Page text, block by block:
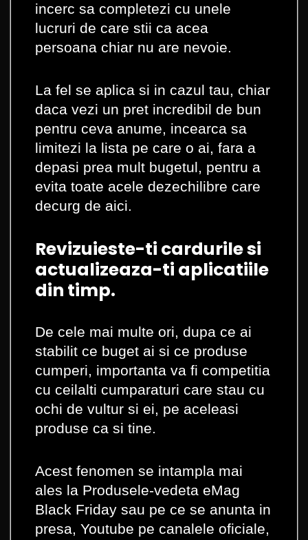
incerc sa completezi cu unele
lucruri de care stii ca acea
persoana chiar nu are nevoie.
La fel se aplica si in cazul tau, chiar
daca vezi un pret incredibil de bun
pentru ceva anume, incearca sa
limitezi la lista pe care o ai, fara a
depasi prea mult bugetul, pentru a
evita toate acele dezechilibre care
decurg de aici.
Revizuieste-ti cardurile si
actualizeaza-ti aplicatiile
din timp.
De cele mai multe ori, dupa ce ai
stabilit ce buget ai si ce produse
cumperi, importanta va fi competitia
cu ceilalti cumparaturi care stau cu
ochi de vultur si ei, pe aceleasi
produse ca si tine.
Acest fenomen se intampla mai
ales la Produsele-vedeta eMag
Black Friday sau pe ce se anunta in
presa, Youtube pe canalele oficiale,